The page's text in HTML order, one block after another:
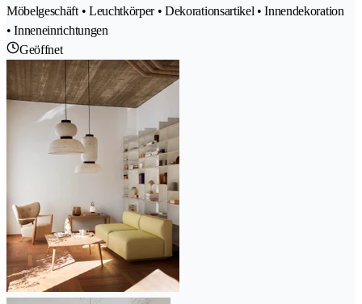
Möbelgeschäft • Leuchtkörper • Dekorationsartikel • Innendekoration
• Inneneinrichtungen
Geöffnet